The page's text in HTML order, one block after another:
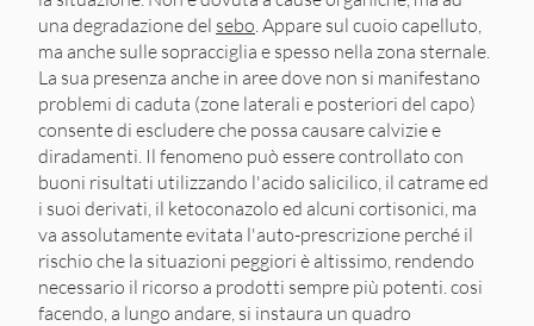
una degradazione del sebo. Appare sul cuoio capelluto,
ma anche sulle sopracciglia e spesso nella zona sternale.
La sua presenza anche in aree dove non si manifestano
problemi di caduta (zone laterali e posteriori del capo)
consente di escludere che possa causare calvizie e
diradamenti. Il fenomeno può essere controllato con
buoni risultati utilizzando l'acido salicilico, il catrame ed
i suoi derivati, il ketoconazolo ed alcuni cortisonici, ma
va assolutamente evitata l'auto-prescrizione perché il
rischio che la situazioni peggiori è altissimo, rendendo
necessario il ricorso a prodotti sempre più potenti. cosi
facendo, a lungo andare, si instaura un quadro